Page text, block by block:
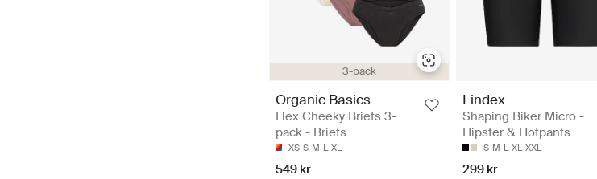
3-pack
Organic Basics
Flex Cheeky Briefs 3-
pack - Briefs
XS S M L XL
549 kr
Lindex
Shaping Biker Micro -
Hipster & Hotpants
S M L XL XXL
299 kr